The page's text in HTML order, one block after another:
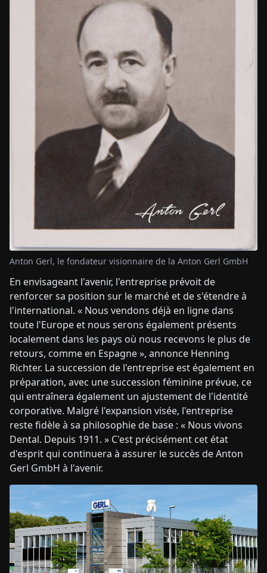
Anton Gerl, le fondateur visionnaire de la Anton Gerl GmbH
En envisageant l'avenir, l'entreprise prévoit de
renforcer sa position sur le marché et de s'étendre à
l'international. « Nous vendons déjà en ligne dans
toute l'Europe et nous serons également présents
localement dans les pays où nous recevons le plus de
retours, comme en Espagne », annonce Henning
Richter. La succession de l'entreprise est également en
préparation, avec une succession féminine prévue, ce
qui entraînera également un ajustement de l'identité
corporative. Malgré l'expansion visée, l'entreprise
reste fidèle à sa philosophie de base : « Nous vivons
Dental. Depuis 1911. » C'est précisément cet état
d'esprit qui continuera à assurer le succès de Anton
Gerl GmbH à l'avenir.